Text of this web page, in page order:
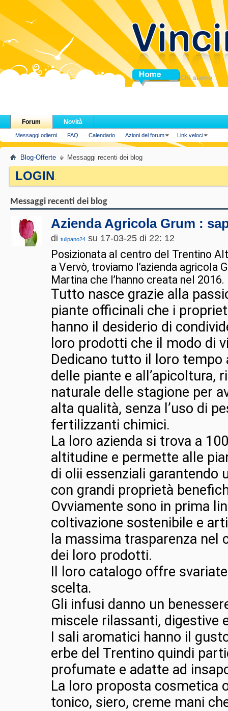
Home Chi siamo
Forum
Messaggi odierni FAQ Calendario Azioni del forum Link veloci
Novità
Blog-Offerte Messaggi recenti dei blog
LOGIN.
Messaggi recenti dei blog
Azienda Agricola Grum :
di tulipano24 su 17-03-25 di 22: 12
Posizionata al centro del Trentino
a Vervò, troviamo l’azienda agricola
Martina che l’hanno creata nel 2016.
Tutto nasce grazie alla
piante officinali che i
hanno il desiderio di
loro prodotti che il modo di
Dedicano tutto il loro tempo
delle piante e all’apicoltura,
naturale delle stagione per
alta qualità, senza l’uso di
fertilizzanti chimici.
La loro azienda si trova a
altitudine e permette alle
di olii essenziali garantendo
con grandi proprietà
Ovviamente sono in prima
coltivazione sostenibile e
la massima trasparenza nel
dei loro prodotti.
Il loro catalogo offre
scelta.
Gli infusi danno un
miscele rilassanti, digestive
I sali aromatici hanno il
erbe del Trentino quindi
profumate e adatte ad
La loro proposta cosmetica
tonico, siero, creme mani